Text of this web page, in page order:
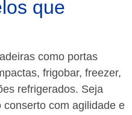
que
como portas
frigobar, freezer,
refrigerados. Seja
com agilidade e